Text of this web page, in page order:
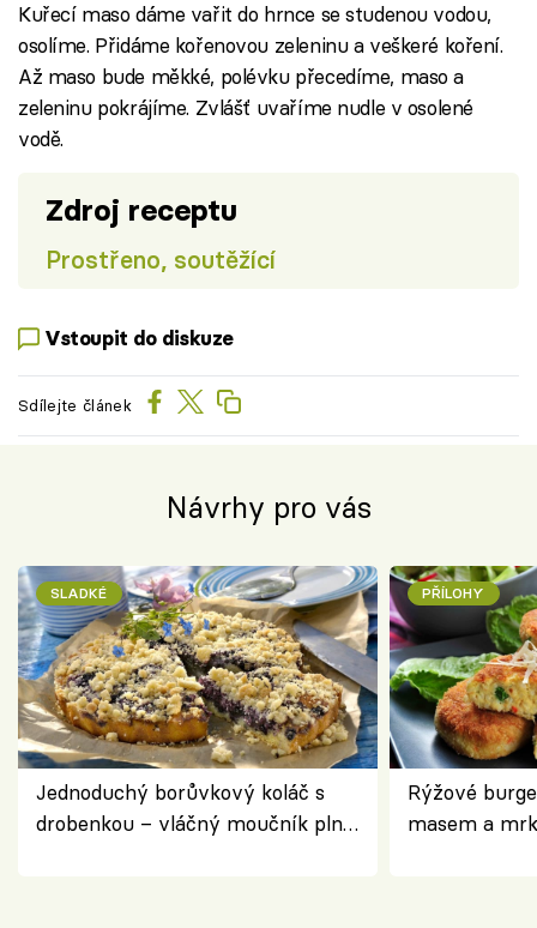
Kuřecí maso dáme vařit do hrnce se studenou vodou,
osolíme. Přidáme kořenovou zeleninu a veškeré koření.
Až maso bude měkké, polévku přecedíme, maso a
zeleninu pokrájíme. Zvlášť uvaříme nudle v osolené
vodě.
Zdroj receptu
Prostřeno, soutěžící
Vstoupit do diskuze
Sdílejte článek
Návrhy pro vás
SLADKÉ
Jednoduchý borůvkový koláč s
drobenkou – vláčný moučník plný
PŘÍLOHY
Rýžové
masem a